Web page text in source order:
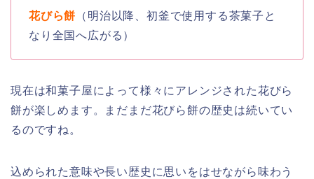
花びら餅 （明治以降、初釜で使用する茶菓子と
なり全国へ広がる）
現在は和菓子屋によって様々にアレンジされた花びら
餅が楽しめます。まだまだ花びら餅の歴史は続いてい
るのですね。
込められた意味や長い歴史に思いをはせながら味わう